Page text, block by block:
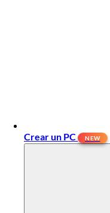
Crear un PC NEW